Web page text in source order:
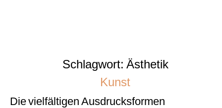
Schlagwort: Ästhetik
Kunst
Die vielfältigen Ausdrucksformen